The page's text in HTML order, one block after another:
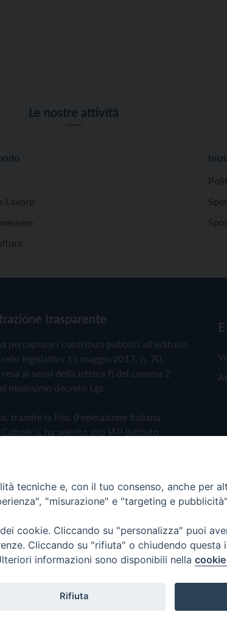
Le nostre attività
Lavoro
trasparente
percepisce i contributi pubblici all'editoria
legislativo 15 maggio 2017, n. 70.
ai sensi della lettera f) del comma 2
medesimo decreto Lgs.
tramite la Fisc (Federazione Italiana
ha aderito allo IAP (Istituto
Cookie Policy
tecniche e, con il tuo consenso, anche per
"misurazione" e "targeting e
cookie. Cliccando su "personalizza" puoi
Cliccando su "rifiuta" o chiudendo questa
informazioni sono disponibili nella
Rifiuta